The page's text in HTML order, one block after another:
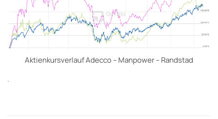
Aktienkursverlauf Adecco – Manpower – Randstad
.